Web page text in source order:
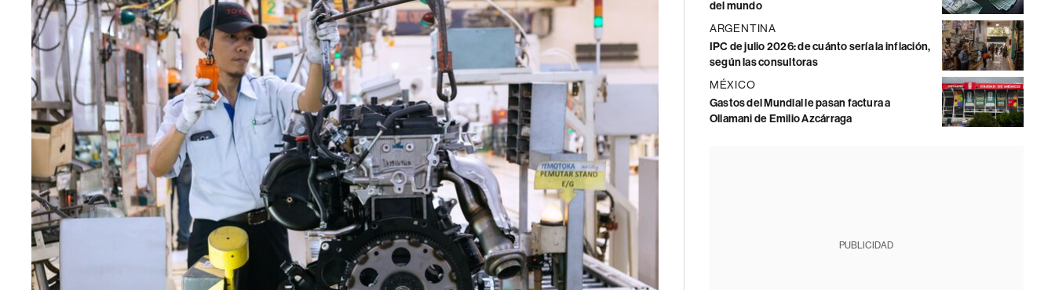
del mundo
ARGENTINA
IPC de julio 2026: de cuánto sería la inflación,
según las consultoras
MÉXICO
Gastos del Mundial le pasan factura a
Ollamani de Emilio Azcárraga
PUBLICIDAD